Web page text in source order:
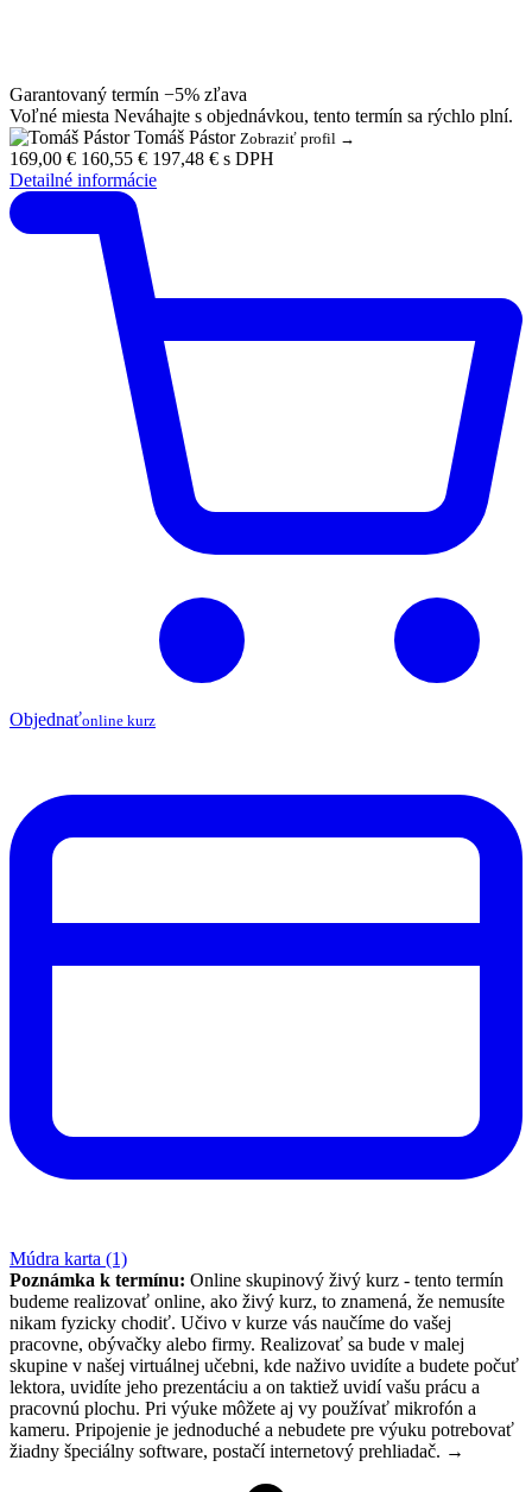
Garantovaný termín −5% zľava
Voľné miesta Neváhajte s objednávkou, tento termín sa rýchlo plní.
Tomáš Pástor Zobraziť profil →
169,00 € 160,55 € 197,48 € s DPH
Detailné informácie
Objednaťonline kurz
Múdra karta (1)
Poznámka k termínu: Online skupinový živý kurz - tento termín
budeme realizovať online, ako živý kurz, to znamená, že nemusíte
nikam fyzicky chodiť. Učivo v kurze vás naučíme do vašej
pracovne, obývačky alebo firmy. Realizovať sa bude v malej
skupine v našej virtuálnej učebni, kde naživo uvidíte a budete počuť
lektora, uvidíte jeho prezentáciu a on taktiež uvidí vašu prácu a
pracovnú plochu. Pri výuke môžete aj vy používať mikrofón a
kameru. Pripojenie je jednoduché a nebudete pre výuku potrebovať
žiadny špeciálny software, postačí internetový prehliadač. →